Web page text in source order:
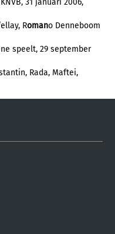
31 januari 2006,
Romano Denneboom
speelt, 29 september
Rada, Maftei,